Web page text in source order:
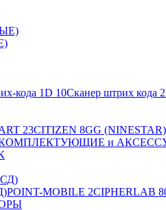
кода 1D 10Сканер штрих кода
23CITIZEN 8GG (NINESTAR)
и
POINT-MOBILE 2CIPHERLAB